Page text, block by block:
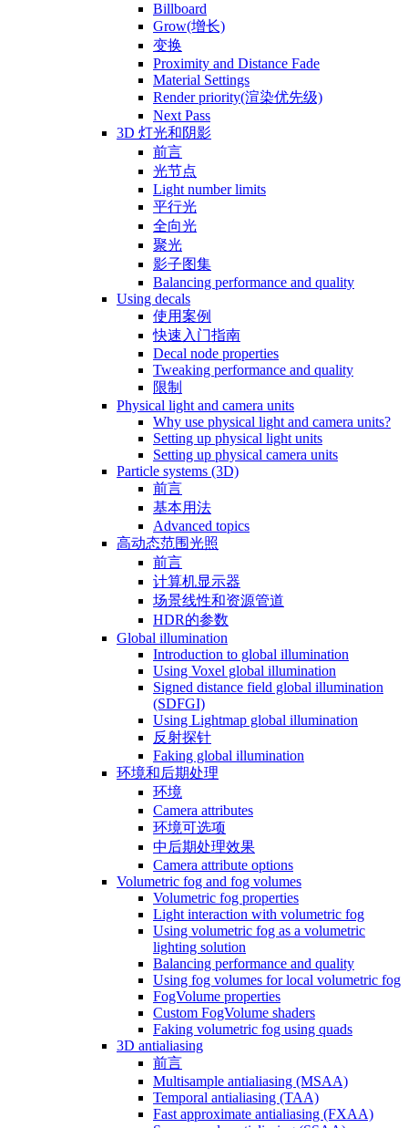
Billboard
Grow(增长)
变换
Proximity and Distance Fade
Material Settings
Render priority(渲染优先级)
Next Pass
3D 灯光和阴影
前言
光节点
Light number limits
平行光
全向光
聚光
影子图集
Balancing performance and quality
Using decals
使用案例
快速入门指南
Decal node properties
Tweaking performance and quality
限制
Physical light and camera units
Why use physical light and camera units?
Setting up physical light units
Setting up physical camera units
Particle systems (3D)
前言
基本用法
Advanced topics
高动态范围光照
前言
计算机显示器
场景线性和资源管道
HDR的参数
Global illumination
Introduction to global illumination
Using Voxel global illumination
Signed distance field global illumination
(SDFGI)
Using Lightmap global illumination
反射探针
Faking global illumination
环境和后期处理
环境
Camera attributes
环境可选项
中后期处理效果
Camera attribute options
Volumetric fog and fog volumes
Volumetric fog properties
Light interaction with volumetric fog
Using volumetric fog as a volumetric
lighting solution
Balancing performance and quality
Using fog volumes for local volumetric fog
FogVolume properties
Custom FogVolume shaders
Faking volumetric fog using quads
3D antialiasing
前言
Multisample antialiasing (MSAA)
Temporal antialiasing (TAA)
Fast approximate antialiasing (FXAA)